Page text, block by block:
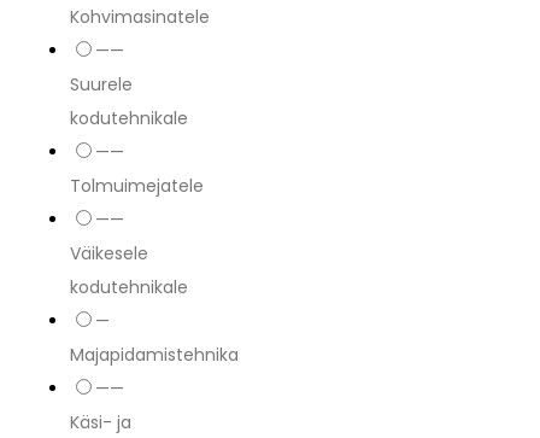
Kohvimasinatele
——
Suurele
kodutehnikale
——
Tolmuimejatele
——
Väikesele
kodutehnikale
—
Majapidamistehnika
——
Käsi- ja